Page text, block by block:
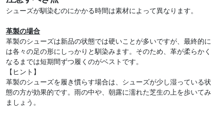
シューズが馴染むのにかかる時間は素材によって異なります。
革製の場合
革製のシューズは新品の状態では硬いことが多いですが、最終的に
は各々の足の形にしっかりと馴染みます。そのため、革が柔らかく
なるまでは短期間ずつ履くのがベストです。
【ヒント】
革製のシューズを履き慣らす場合は、シューズが少し湿っている状
態の方が効果的です。雨の中や、朝露に濡れた芝生の上を歩いてみ
ましょう。